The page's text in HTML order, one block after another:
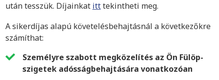
után tesszük. Díjainkat itttekintheti meg.
A sikerdíjas alapú követelésbehajtásnál a következőkre
számíthat:
Személyre szabott megközelítés az Ön Fülöp-
szigetek adósságbehajtására vonatkozóan